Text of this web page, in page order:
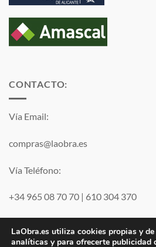
CONTACTO:
Vía Email:
compras@laobra.es
Vía Teléfono:
+34 965 08 70 70 | 610 304 370
LaObra.es utiliza cookies propias y
analíticas y para ofrecerte publicidad